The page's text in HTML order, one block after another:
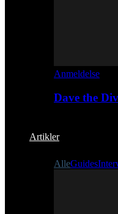
Anmeldelse
Dave the
Artikler
AlleGuides